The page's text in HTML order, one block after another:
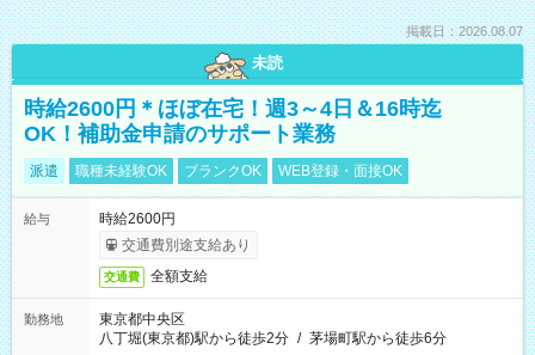
掲載日：2026.08.07
未読
時給2600円＊ほぼ在宅！週3～4日＆16時迄
OK！補助金申請のサポート業務
派遣 職種未経験OK ブランクOK WEB登録・面接OK
給与
時給2600円
交通費別途支給あり
交通費 全額支給
勤務地
東京都中央区
八丁堀(東京都)駅から徒歩2分 / 茅場町駅から徒歩6分